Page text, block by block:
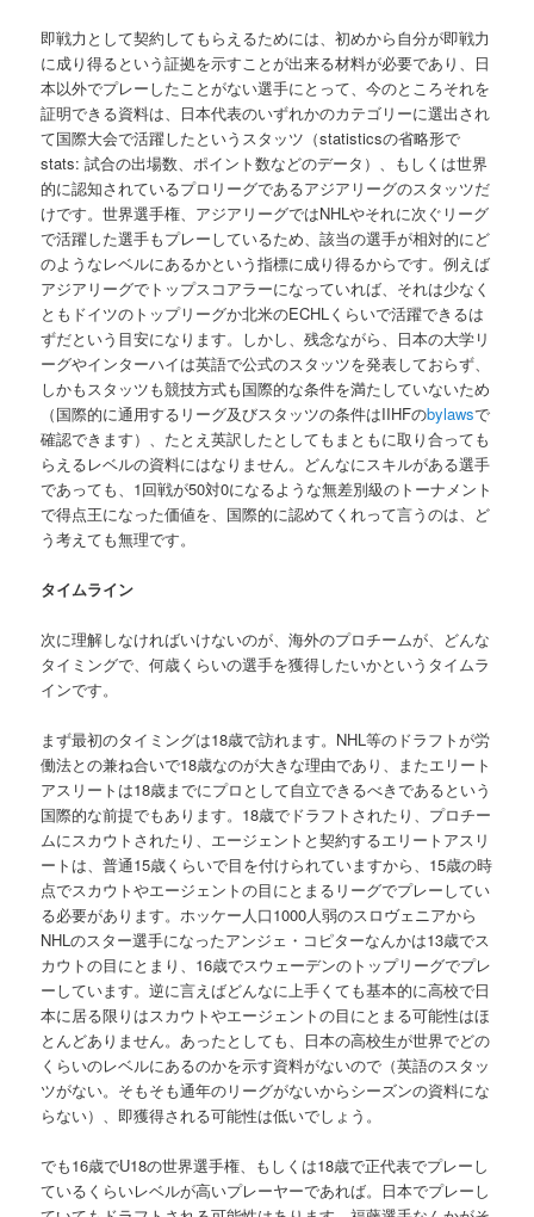
即戦力として契約してもらえるためには、初めから自分が即戦力
に成り得るという証拠を示すことが出来る材料が必要であり、日
本以外でプレーしたことがない選手にとって、今のところそれを
証明できる資料は、日本代表のいずれかのカテゴリーに選出され
て国際大会で活躍したというスタッツ（statisticsの省略形で
stats: 試合の出場数、ポイント数などのデータ）、もしくは世界
的に認知されているプロリーグであるアジアリーグのスタッツだ
けです。世界選手権、アジアリーグではNHLやそれに次ぐリーグ
で活躍した選手もプレーしているため、該当の選手が相対的にど
のようなレベルにあるかという指標に成り得るからです。例えば
アジアリーグでトップスコアラーになっていれば、それは少なく
ともドイツのトップリーグか北米のECHLくらいで活躍できるは
ずだという目安になります。しかし、残念ながら、日本の大学リ
ーグやインターハイは英語で公式のスタッツを発表しておらず、
しかもスタッツも競技方式も国際的な条件を満たしていないため
（国際的に通用するリーグ及びスタッツの条件はIIHFのbylawsで
確認できます）、たとえ英訳したとしてもまともに取り合っても
らえるレベルの資料にはなりません。どんなにスキルがある選手
であっても、1回戦が50対0になるような無差別級のトーナメント
で得点王になった価値を、国際的に認めてくれって言うのは、ど
う考えても無理です。
タイムライン
次に理解しなければいけないのが、海外のプロチームが、どんな
タイミングで、何歳くらいの選手を獲得したいかというタイムラ
インです。
まず最初のタイミングは18歳で訪れます。NHL等のドラフトが労
働法との兼ね合いで18歳なのが大きな理由であり、またエリート
アスリートは18歳までにプロとして自立できるべきであるという
国際的な前提でもあります。18歳でドラフトされたり、プロチー
ムにスカウトされたり、エージェントと契約するエリートアスリ
ートは、普通15歳くらいで目を付けられていますから、15歳の時
点でスカウトやエージェントの目にとまるリーグでプレーしてい
る必要があります。ホッケー人口1000人弱のスロヴェニアから
NHLのスター選手になったアンジェ・コピターなんかは13歳でス
カウトの目にとまり、16歳でスウェーデンのトップリーグでプレ
ーしています。逆に言えばどんなに上手くても基本的に高校で日
本に居る限りはスカウトやエージェントの目にとまる可能性はほ
とんどありません。あったとしても、日本の高校生が世界でどの
くらいのレベルにあるのかを示す資料がないので（英語のスタッ
ツがない。そもそも通年のリーグがないからシーズンの資料にな
らない）、即獲得される可能性は低いでしょう。
でも16歳でU18の世界選手権、もしくは18歳で正代表でプレーし
ているくらいレベルが高いプレーヤーであれば。日本でプレーし